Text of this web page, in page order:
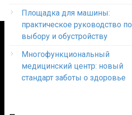
Площадка для машины:
практическое руководство по
выбору и обустройству
Многофункциональный
медицинский центр: новый
стандарт заботы о здоровье